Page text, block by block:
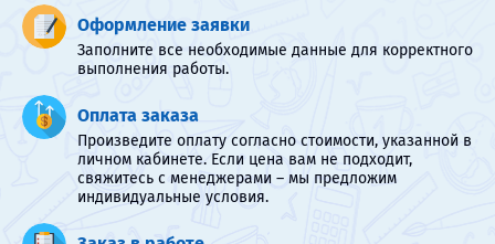
Оформление заявки
Заполните все необходимые данные для корректного
выполнения работы.
Оплата заказа
Произведите оплату согласно стоимости, указанной в
личном кабинете. Если цена вам не подходит,
свяжитесь с менеджерами – мы предложим
индивидуальные условия.